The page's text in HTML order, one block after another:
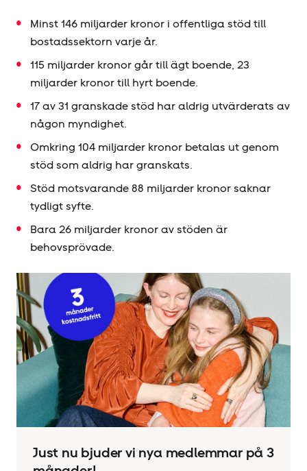
Minst 146 miljarder kronor i offentliga stöd till
bostadssektorn varje år.
115 miljarder kronor går till ägt boende, 23
miljarder kronor till hyrt boende.
17 av 31 granskade stöd har aldrig utvärderats av
någon myndighet.
Omkring 104 miljarder kronor betalas ut genom
stöd som aldrig har granskats.
Stöd motsvarande 88 miljarder kronor saknar
tydligt syfte.
Bara 26 miljarder kronor av stöden är
behovsprövade.
Just nu bjuder vi nya medlemmar på 3